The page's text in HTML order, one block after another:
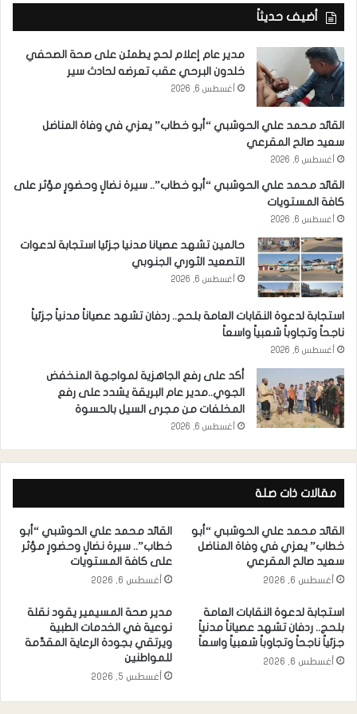
أضيف حديثاً
مدير عام إعلام لحج يطمئن على صحة الصحفي
خلدون البرحي عقب تعرضه لحادث سير
أغسطس 6, 2026
القائد محمد علي الحوشبي “أبو خطاب” يعزي في وفاة المناضل
سعيد صالح المقرعي
أغسطس 6, 2026
القائد محمد علي الحوشبي “أبو خطاب”.. سيرة نضالٍ وحضورٍ مؤثر على
كافة المستويات
أغسطس 6, 2026
حالمين تشهد عصيانا مدنيا جزئيا استجابة لدعوات
التصعيد الثوري الجنوبي
أغسطس 6, 2026
استجابة لدعوة النقابات العامة بلحج.. ردفان تشهد عصياناً مدنياً جزئياً
ناجحاً وتجاوباً شعبياً واسعاً
أغسطس 6, 2026
أكد على رفع الجاهزية لمواجهة المنخفض
الجوي..مدير عام البريقة يشدد على رفع
المخلفات من مجرى السيل بالحسوة
أغسطس 6, 2026
مقالات ذات صلة
القائد محمد علي الحوشبي “أبو
خطاب” يعزي في وفاة المناضل
سعيد صالح المقرعي
أغسطس 6, 2026
القائد محمد علي الحوشبي “أبو
خطاب”.. سيرة نضالٍ وحضورٍ مؤثر
على كافة المستويات
أغسطس 6, 2026
استجابة لدعوة النقابات العامة
بلحج.. ردفان تشهد عصياناً مدنياً
جزئياً ناجحاً وتجاوباً شعبياً واسعاً
أغسطس 6, 2026
مدير صحة المسيمير يقود نقلة
نوعية في الخدمات الطبية
ويرتقي بجودة الرعاية المقدَّمة
للمواطنين
أغسطس 5, 2026